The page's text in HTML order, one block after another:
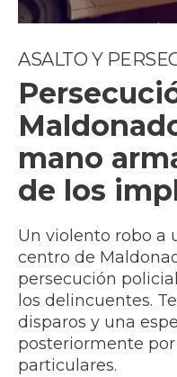
ASALTO Y
mano
de los
Un violento robo a
centro de
persecución
los delincuentes.
disparos y una
posteriormente
particulares.